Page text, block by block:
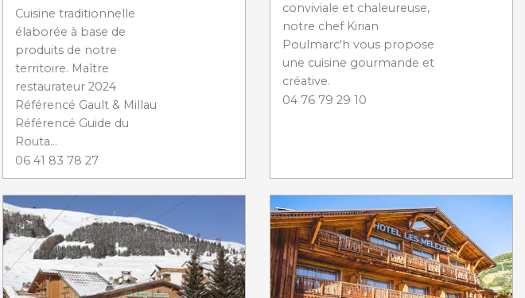
Cuisine traditionnelle
élaborée à base de
produits de notre
territoire. Maître
restaurateur 2024
Référencé Gault & Millau
Référencé Guide du
Routa...
06 41 83 78 27
conviviale et chaleureuse,
notre chef Kirian
Poulmarc'h vous propose
une cuisine gourmande et
créative.
04 76 79 29 10